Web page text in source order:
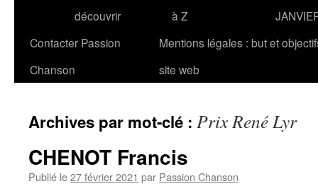
découvrir
à Z
Contacter Passion
Chanson
Mentions légales : but et
site web
Archives par mot-clé : Prix René Lyr
CHENOT Francis
Publié le27 février 2021 par Passion Chanson